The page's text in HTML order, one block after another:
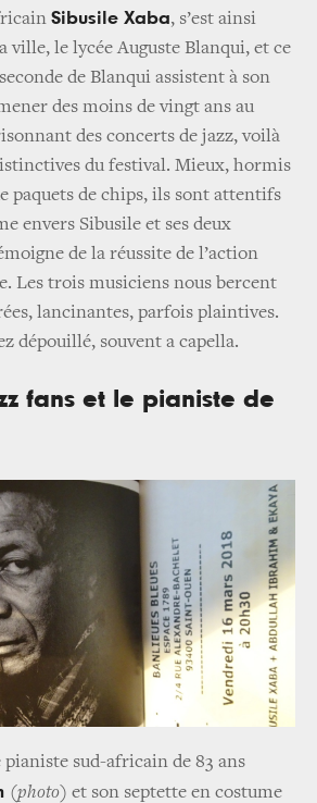
Sibusile Xaba, s’est ainsi
ville, le lycée Auguste Blanqui, et ce
de Blanqui assistent à son
des moins de vingt ans au
des concerts de jazz, voilà
du festival. Mieux, hormis
paquets de chips, ils sont attentifs
envers Sibusile et ses deux
de la réussite de l’action
Les trois musiciens nous bercent
lancinantes, parfois plaintives.
dépouillé, souvent a capella.
fans et le pianiste de
pianiste sud-africain de 83 ans
(photo) et son septette en costume